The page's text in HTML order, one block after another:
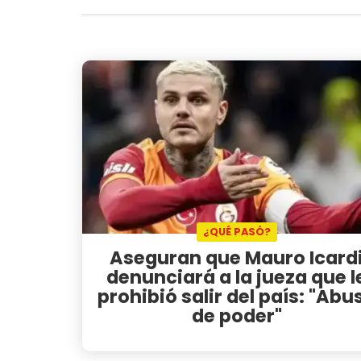
¿QUÉ PASÓ?
Aseguran que Mauro
denunciará a la jueza que
prohibió salir del país:
de poder"